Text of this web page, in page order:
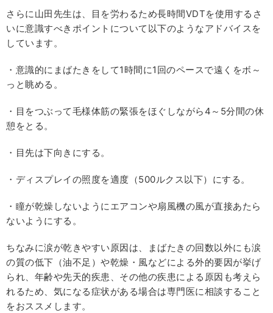
さらに山田先生は、目を労わるため長時間VDTを使用するさ
いに意識すべきポイントについて以下のようなアドバイスを
しています。
・意識的にまばたきをして1時間に1回のペースで遠くをボ～
っと眺める。
・目をつぶって毛様体筋の緊張をほぐしながら4～5分間の休
憩をとる。
・目先は下向きにする。
・ディスプレイの照度を適度（500ルクス以下）にする。
・瞳が乾燥しないようにエアコンや扇風機の風が直接あたら
ないようにする。
ちなみに涙が乾きやすい原因は、まばたきの回数以外にも涙
の質の低下（油不足）や乾燥・風などによる外的要因が挙げ
られ、年齢や先天的疾患、その他の疾患による原因も考えら
れるため、気になる症状がある場合は専門医に相談すること
をおススメします。